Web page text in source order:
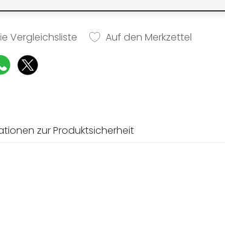
Vergleichsliste Auf den Merkzettel
zur Produktsicherheit